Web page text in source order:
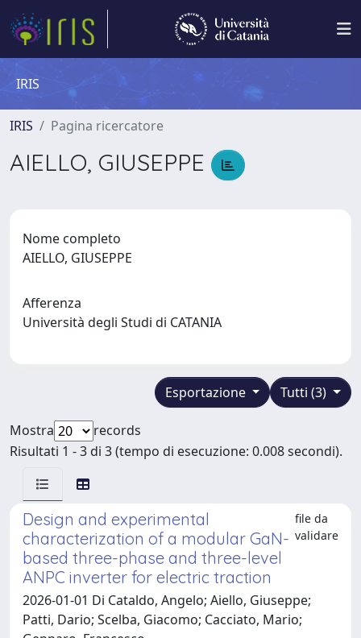
IRIS
IRIS Pagina ricercatore
AIELLO, GIUSEPPE
Nome completo
AIELLO, GIUSEPPE
Afferenza
Università degli Studi di CATANIA
Tutti (3)
Esportazione
Mostra
records
Risultati 1 - 3 di 3 (tempo di esecuzione: 0.008 secondi).
Design and experimental
characterization of a modular GaN-
based three-phase and three-level
ANPC inverter for electric traction
file da
validare
2026-01-01 Di Cataldo, Angelo; Aiello, Giuseppe;
Patti, Dario; Scelba, Giacomo; Cacciato, Mario;